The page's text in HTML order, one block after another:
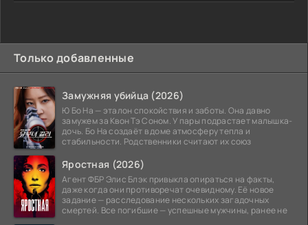
Только добавленные
Замужняя убийца (2026)
Ю Бо На — эталон спокойствия и заботы. Она давно
замужем за Квон Тэ Соном. У пары подрастает малышка-
дочь. Бо На создаёт в доме атмосферу тепла и
стабильности. Родственники считают их союз
Яростная (2026)
Агент ФБР Элис Блэк привыкла опираться на факты,
даже когда они противоречат очевидному. Её новое
задание — расследование нескольких загадочных
смертей. Все погибшие — успешные мужчины, ранее не